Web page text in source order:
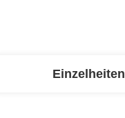
Einzelheiten